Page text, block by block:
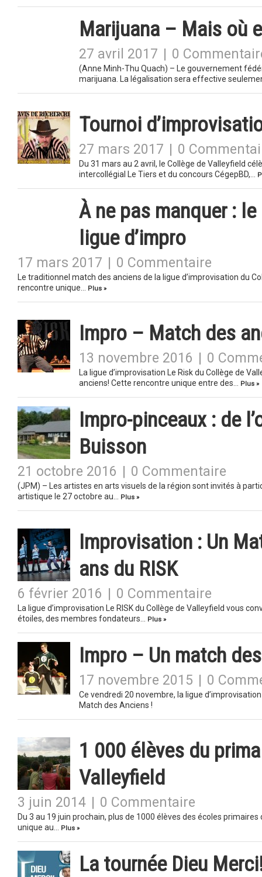
Marijuana – Mais où
27 avril 2017 0
(Anne Minh-Thu Quach) – Le gouvernement
marijuana. La légalisation sera effective
Tournoi
27 mars 2017 0
Du 31 mars au 2 avril, le Collège de Valleyfield
intercollégial Le Tiers et du concours CégepBD,…
À ne pas manquer :
ligue d’impro
17 mars 2017 0 Commentaire
Le traditionnel match des anciens de la ligue d’improvisation du
rencontre unique…
Plus »
Impro – Match des
13 novembre 2016 0
La ligue d’improvisation Le Risk du Collège de
anciens! Cette rencontre unique entre des…
Plus »
Impro-pinceaux : de
Buisson
21 octobre 2016 0 Commentaire
(JPM) – Les artistes en arts visuels de la région sont invités à
artistique le 27 octobre au…
Plus »
Improvisation : Un
ans du RISK
6 février 2016 0 Commentaire
La ligue d’improvisation Le RISK du Collège de Valleyfield vous
étoiles, des membres fondateurs…
Plus »
Impro – Un match
17 novembre 2015 0
Ce vendredi 20 novembre, la ligue
Match des Anciens !
1 000 élèves du
Valleyfield
3 juin 2014 0 Commentaire
Du 3 au 19 juin prochain, plus de 1000 élèves des écoles
unique au…
Plus »
La tournée Dieu